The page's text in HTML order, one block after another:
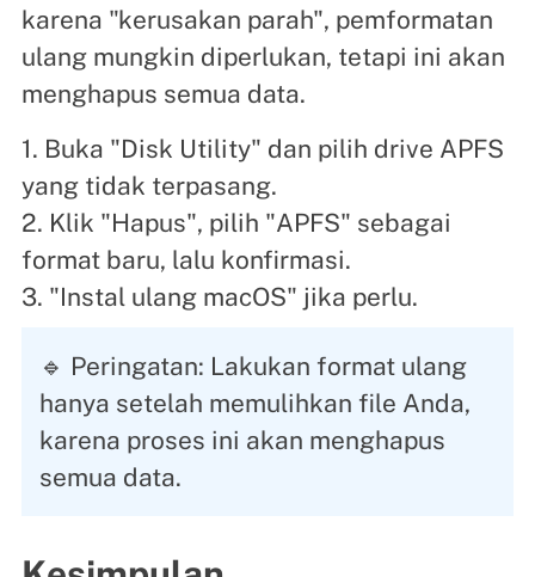
karena "kerusakan parah", pemformatan
ulang mungkin diperlukan, tetapi ini akan
menghapus semua data.
1. Buka "Disk Utility" dan pilih drive APFS
yang tidak terpasang.
2. Klik "Hapus", pilih "APFS" sebagai
format baru, lalu konfirmasi.
3. "Instal ulang macOS" jika perlu.
🔹 Peringatan: Lakukan format ulang
hanya setelah memulihkan file Anda,
karena proses ini akan menghapus
semua data.